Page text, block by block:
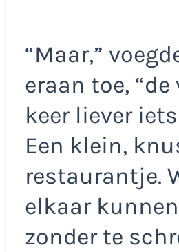
“Maar,”
eraan toe,
keer liever
Een klein,
restaurantje.
elkaar
zonder te